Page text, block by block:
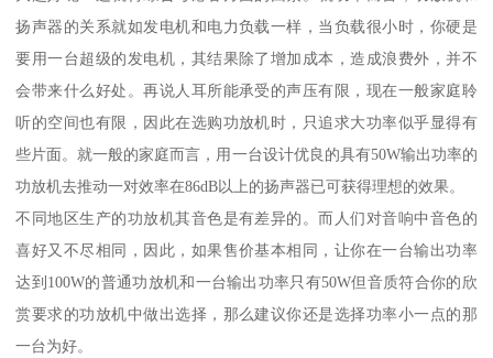
扬声器的关系就如发电机和电力负载一样，当负载很小时，你硬是
要用一台超级的发电机，其结果除了增加成本，造成浪费外，并不
会带来什么好处。再说人耳所能承受的声压有限，现在一般家庭聆
听的空间也有限，因此在选购功放机时，只追求大功率似乎显得有
些片面。就一般的家庭而言，用一台设计优良的具有50W输出功率的
功放机去推动一对效率在86dB以上的扬声器已可获得理想的效果。
不同地区生产的功放机其音色是有差异的。而人们对音响中音色的
喜好又不尽相同，因此，如果售价基本相同，让你在一台输出功率
达到100W的普通功放机和一台输出功率只有50W但音质符合你的欣
赏要求的功放机中做出选择，那么建议你还是选择功率小一点的那
一台为好。